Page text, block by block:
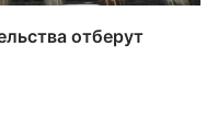
отберут